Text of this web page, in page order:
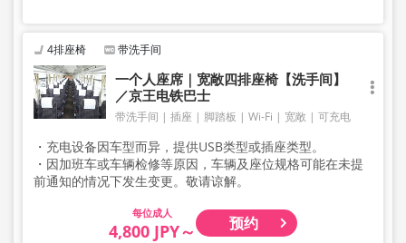
4排座椅 带洗手间
一个人座席｜宽敞四排座椅【洗手间】
／京王电铁巴士
带洗手间 插座 脚踏板 Wi-Fi 宽敞 可充电
・充电设备因车型而异，提供USB类型或插座类型。
・因加班车或车辆检修等原因，车辆及座位规格可能在未提
前通知的情况下发生变更。敬请谅解。
成人
4,800 JPY～ 预约